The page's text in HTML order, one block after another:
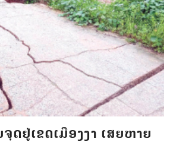
ດຢູ່ເຂດເມືອງງາ ເສຍຫາຍ